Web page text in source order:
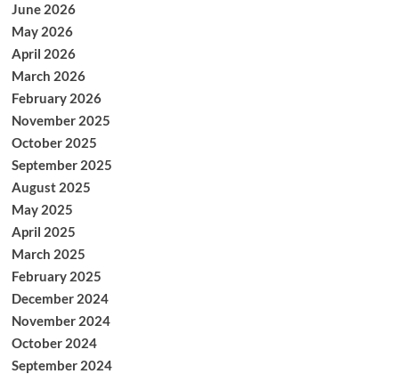
June 2026
May 2026
April 2026
March 2026
February 2026
November 2025
October 2025
September 2025
August 2025
May 2025
April 2025
March 2025
February 2025
December 2024
November 2024
October 2024
September 2024